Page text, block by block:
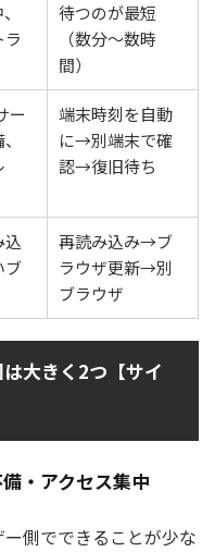
待つのが最短
（数分〜数時
間）
ー
端末時刻を自動
に→別端末で確
認→復旧待ち
込
ブ
再読み込み→ブ
ラウザ更新→別
ブラウザ
大きく2つ【サイ
・アクセス集中
側でできることが少な